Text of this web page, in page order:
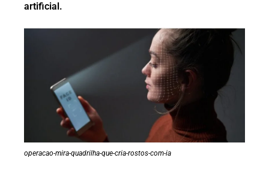
artificial.
operacao-mira-quadrilha-que-cria-rostos-com-ia